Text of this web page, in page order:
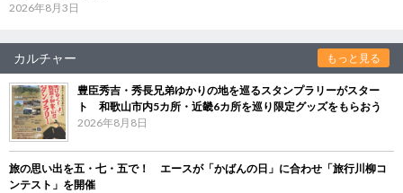
2026年8月3日
カルチャー もっと見る
豊臣秀吉・秀長兄弟ゆかりの地を巡るスタンプラリーがスター
ト 和歌山市内5カ所・近畿6カ所を巡り限定グッズをもらおう
2026年8月8日
旅の思い出を五・七・五で！ エースが「かばんの日」に合わせ「旅行川柳コ
ンテスト」を開催